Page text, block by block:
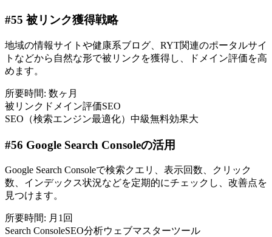
#55 被リンク獲得戦略
地域の情報サイトや健康系ブログ、RYT関連のポータルサイ
トなどから自然な形で被リンクを獲得し、ドメイン評価を高
めます。
所要時間: 数ヶ月
被リンク ドメイン評価SEO
SEO（検索エンジン最適化） 中級無料効果大
#56 Google Search Consoleの活用
Google Search Consoleで検索クエリ、表示回数、クリック
数、インデックス状況などを定期的にチェックし、改善点を
見つけます。
所要時間: 月1回
Search ConsoleSEO分析ウェブマスターツール